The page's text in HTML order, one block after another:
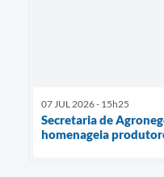
07 JUL 2026 - 15h25
Secretaria de
homenageia